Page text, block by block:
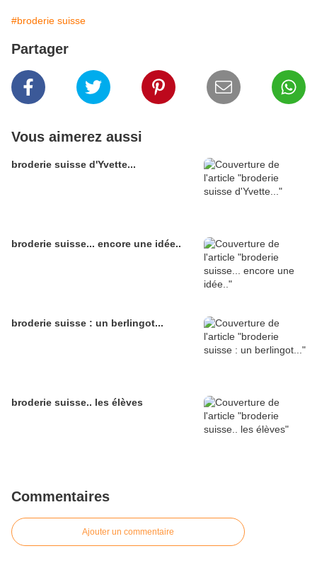
#broderie suisse
Partager
Vous aimerez aussi
broderie suisse d'Yvette...
broderie suisse... encore une idée..
broderie suisse : un berlingot...
broderie suisse.. les élèves
Commentaires
Ajouter un commentaire